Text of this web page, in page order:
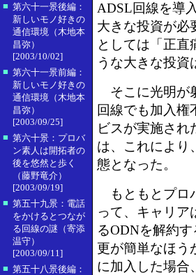
■ 第六十一景後編：
新しいモノ好きの
通信環境（木地本
昌弥）
[2003/10/02]
■ 第六十一景前編：
新しいモノ好きの
通信環境（木地本
昌弥）
[2003/09/25]
■ 第六十景：プロバ
ン素人は開拓者の
後を悠然と歩く
（藤野竜介）
[2003/09/19]
■ 第五十九景：電話
をかけるとつなが
る回線の謎（寄添
温守）
[2003/09/11]
■ 第五十八景後編：
ADSL回線を導
大きな投資が必
としては「正直
うな大きな投資
そこに光明が
回線でも加入権
ビスが実施され
は、これにより
態となった。
もともとプロ
って、キャリア
るODNを解約
更が簡単なほう
に加入した場合